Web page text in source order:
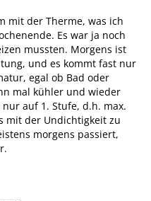
mit der Therme, was ich
Es war ja noch
mussten. Morgens ist
und es kommt fast nur
egal ob Bad oder
mal kühler und wieder
auf 1. Stufe, d.h. max.
mit der Undichtigkeit zu
morgens passiert,